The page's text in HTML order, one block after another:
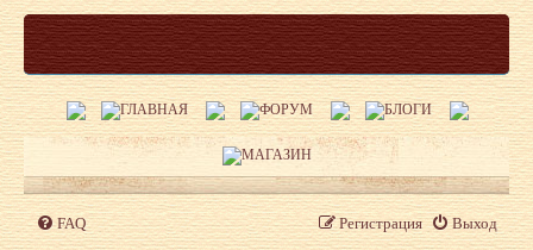
FAQ Выход
Регистрация